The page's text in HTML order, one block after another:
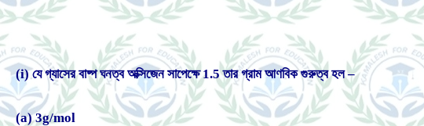
(i) যে গ্যাসের বাষ্প ঘনত্ব অক্সিজেন সাপেক্ষে 1.5 তার গ্রাম আণবিক গুরুত্ব হল –
(a) 3g/mol